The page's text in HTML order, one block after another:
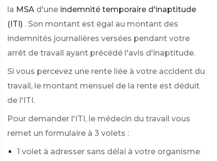
la MSA d'une indemnité temporaire d'inaptitude
(ITI) . Son montant est égal au montant des
indemnités journalières versées pendant votre
arrêt de travail ayant précédé l'avis d'inaptitude.
Si vous percevez une rente liée à votre accident du
travail, le montant mensuel de la rente est déduit
de l'ITI.
Pour demander l'ITI, le médecin du travail vous
remet un formulaire à 3 volets :
1 volet à adresser sans délai à votre organisme